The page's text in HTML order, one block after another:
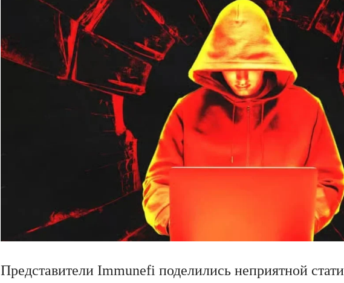
Представители Immunefi поделились неприятной